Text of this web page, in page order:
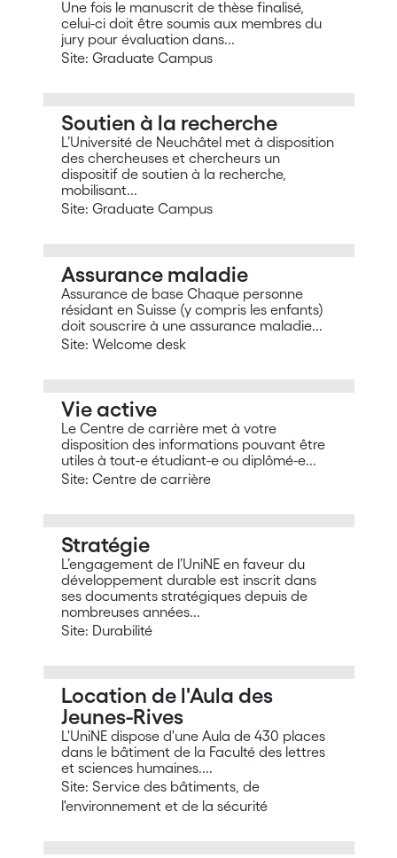
Une fois le manuscrit de thèse finalisé,
celui-ci doit être soumis aux membres du
jury pour évaluation dans...
Site: Graduate Campus
Soutien à la recherche
L’Université de Neuchâtel met à disposition
des chercheuses et chercheurs un
dispositif de soutien à la recherche,
mobilisant...
Site: Graduate Campus
Assurance maladie
Assurance de base Chaque personne
résidant en Suisse (y compris les enfants)
doit souscrire à une assurance maladie...
Site: Welcome desk
Vie active
Le Centre de carrière met à votre
disposition des informations pouvant être
utiles à tout-e étudiant-e ou diplômé-e...
Site: Centre de carrière
Stratégie
L’engagement de l’UniNE en faveur du
développement durable est inscrit dans
ses documents stratégiques depuis de
nombreuses années...
Site: Durabilité
Location de l'Aula des
Jeunes-Rives
L'UniNE dispose d'une Aula de 430 places
dans le bâtiment de la Faculté des lettres
et sciences humaines....
Site: Service des bâtiments, de
l'environnement et de la sécurité